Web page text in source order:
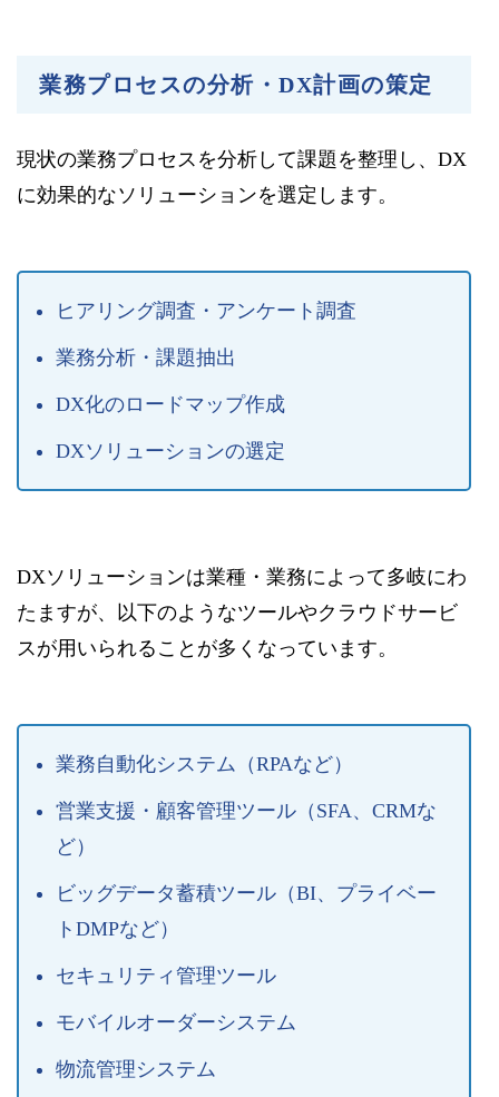
業務プロセスの分析・DX計画の策定
現状の業務プロセスを分析して課題を整理し、DX
に効果的なソリューションを選定します。
ヒアリング調査・アンケート調査
業務分析・課題抽出
DX化のロードマップ作成
DXソリューションの選定
DXソリューションは業種・業務によって多岐にわ
たますが、以下のようなツールやクラウドサービ
スが用いられることが多くなっています。
業務自動化システム（RPAなど）
営業支援・顧客管理ツール（SFA、CRMな
ど）
ビッグデータ蓄積ツール（BI、プライベー
トDMPなど）
セキュリティ管理ツール
モバイルオーダーシステム
物流管理システム